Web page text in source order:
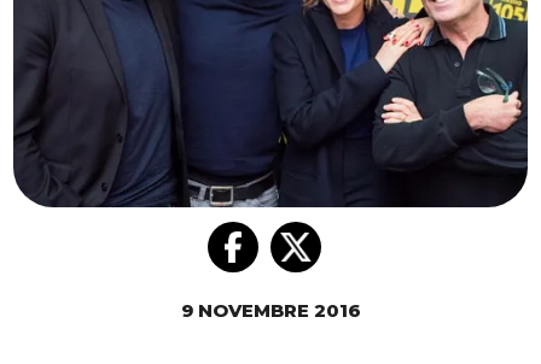
9 NOVEMBRE 2016